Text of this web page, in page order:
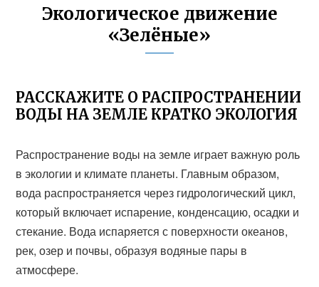
Экологическое движение
«Зелёные»
РАССКАЖИТЕ О РАСПРОСТРАНЕНИИ
ВОДЫ НА ЗЕМЛЕ КРАТКО ЭКОЛОГИЯ
Распространение воды на земле играет важную роль
в экологии и климате планеты. Главным образом,
вода распространяется через гидрологический цикл,
который включает испарение, конденсацию, осадки и
стекание. Вода испаряется с поверхности океанов,
рек, озер и почвы, образуя водяные пары в
атмосфере.